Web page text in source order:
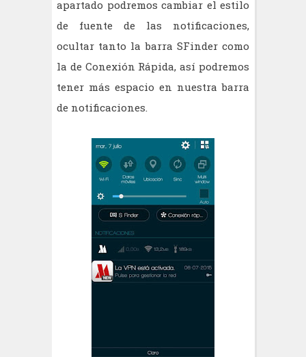
apartado podremos cambiar el estilo
de fuente de las notificaciones,
ocultar tanto la barra SFinder como
la de Conexión Rápida, así podremos
tener más espacio en nuestra barra
de notificaciones.